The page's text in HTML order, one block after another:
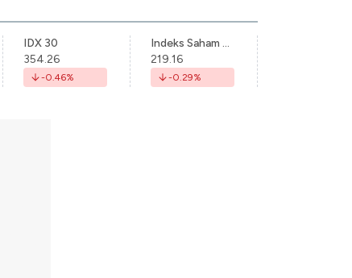
IDX 30
354.26
-0.46%
Indeks Saham Syariah Indonesia
219.16
-0.29%